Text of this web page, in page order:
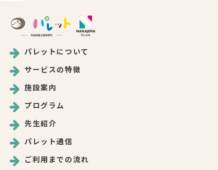
パレットについて
サービスの特徴
施設案内
プログラム
先生紹介
パレット通信
ご利用までの流れ